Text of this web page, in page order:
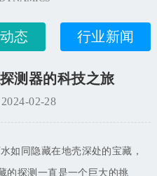
态 行业新闻
测器的科技之旅
02-28
同隐藏在地壳深处的宝藏，
的探测一直是一个巨大的挑